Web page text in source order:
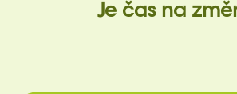
Je čas na